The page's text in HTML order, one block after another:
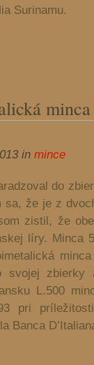
Surinamu.
in mince
do
sa, že je z
zistil, že
líry. Minca
svojej zbierky
L.500
pri
Banca